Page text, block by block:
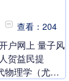
查看：204
户网上 量子风
贺益民提
物理学（尤其